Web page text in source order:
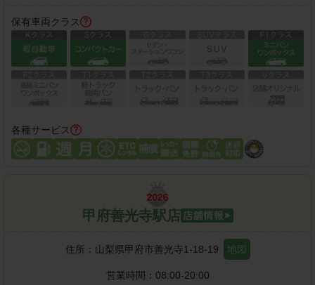
保有車両クラス
各種サービス
甲府善光寺駅店
住所： 山梨県甲府市善光寺1-18-19 地図
営業時間： 08:00-20:00